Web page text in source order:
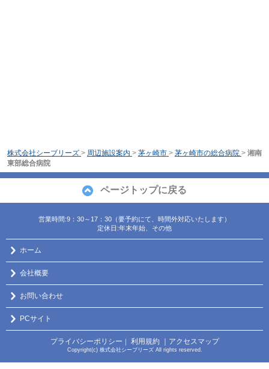
株式会社シーブリーズ > 周辺施設案内 > 茅ヶ崎市 > 茅ヶ崎市の総合病院 > 湘南
東部総合病院
ページトップに戻る
営業時間:9：30～17：30（要予約にて、時間外対応いたします）
定休日:年末年始、その他
ホーム
会社概要
お問い合わせ
PCサイト
プライバシーポリシー ｜ 利用規約 ｜アクセスマップ
Copyright(c) 株式会社シーブリーズ All rights reserved.